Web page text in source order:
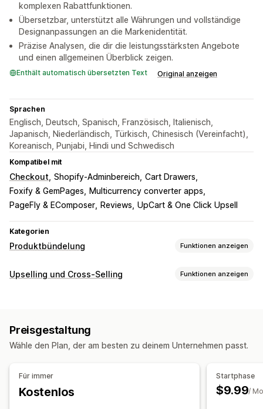
komplexen Rabattfunktionen.
Übersetzbar, unterstützt alle Währungen und vollständige
Designanpassungen an die Markenidentität.
Präzise Analysen, die dir die leistungsstärksten Angebote
und einen allgemeinen Überblick zeigen.
Enthält automatisch übersetzten Text Original anzeigen
Sprachen
Englisch, Deutsch, Spanisch, Französisch, Italienisch,
Japanisch, Niederländisch, Türkisch, Chinesisch (Vereinfacht),
Koreanisch, Punjabi, Hindi und Schwedisch
Kompatibel mit
Checkout Shopify-Adminbereich Cart Drawers
Foxify & GemPages
Multicurrency converter apps
PageFly & EComposer
Reviews UpCart & One Click Upsell
Kategorien
Produktbündelung Funktionen anzeigen
Bundle-Typen
Zusammenstellen einer Box
Mystery-Boxen
Probepackungen Abo-Boxen
Cross-Selling-Bundles
Ähnliche Produkte
Physische Produkte
Upselling und Cross-Selling Funktionen anzeigen
Fortschrittsleiste Add-ons mit einem Klick
Warenkorbeinschub Pop-ups
Benutzerdefinierte CSS
Mehrere Währungen
Benutzerdefinierte Regeln
Preisgestaltung
Wähle den Plan, der am besten zu deinem Unternehmen passt.
Für immer
Kostenlos
Startphase
$9.99/